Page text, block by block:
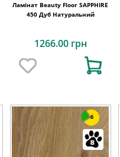
Ламінат Beauty Floor SAPPHIRE
450 Дуб Натуральний
1266.00 грн
6